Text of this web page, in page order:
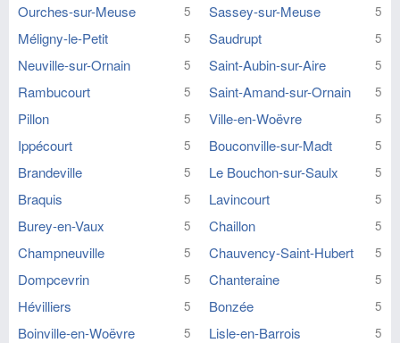
Ourches-sur-Meuse 5 Sassey-sur-Meuse 5
Méligny-le-Petit 5 Saudrupt 5
Neuville-sur-Ornain 5 Saint-Aubin-sur-Aire 5
Rambucourt 5 Saint-Amand-sur-Ornain 5
Pillon 5 Ville-en-Woëvre 5
Ippécourt 5 Bouconville-sur-Madt 5
Brandeville 5 Le Bouchon-sur-Saulx 5
Braquis 5 Lavincourt 5
Burey-en-Vaux 5 Chaillon 5
Champneuville 5 Chauvency-Saint-Hubert 5
Dompcevrin 5 Chanteraine 5
Hévilliers 5 Bonzée 5
Boinville-en-Woëvre 5 Lisle-en-Barrois 5